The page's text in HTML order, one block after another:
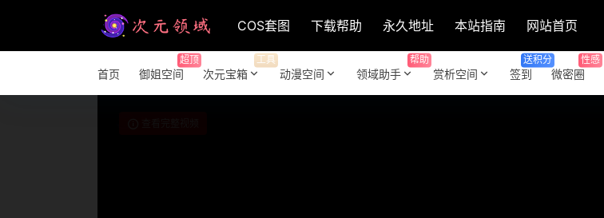
COS套图 下载帮助 永久地址 本站指南 网站首页
首页 御姐空间
超顶
次元宝箱
工具
动漫空间 领域助手
帮助
赏析空间 签到
送积分
微密圈
性感